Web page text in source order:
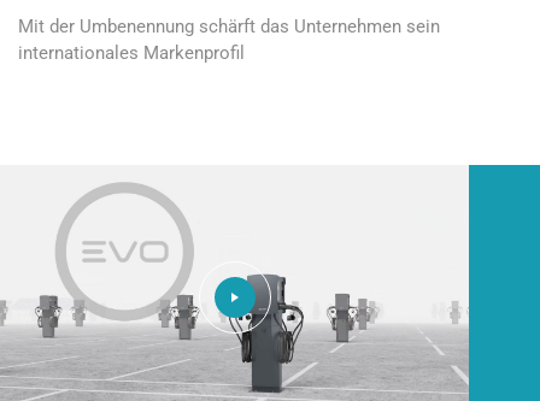
Mit der Umbenennung schärft das Unternehmen sein
internationales Markenprofil